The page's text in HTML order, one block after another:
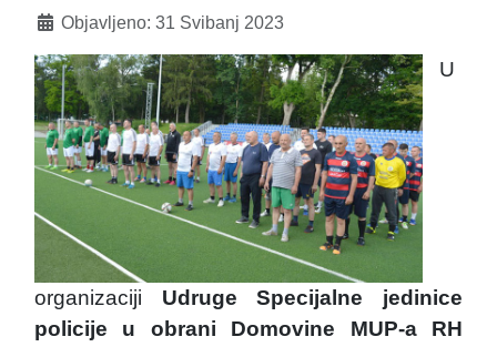
Objavljeno: 31 Svibanj 2023
U
organizaciji Udruge Specijalne jedinice
policije u obrani Domovine MUP-a RH